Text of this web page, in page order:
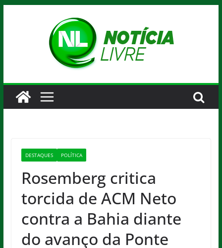
DESTAQUES POLÍTICA
Rosemberg critica
torcida de ACM Neto
contra a Bahia diante
do avanço da Ponte